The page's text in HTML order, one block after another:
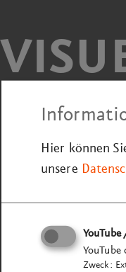
Hier können
unsere
YouTube
YouTube
Zweck: